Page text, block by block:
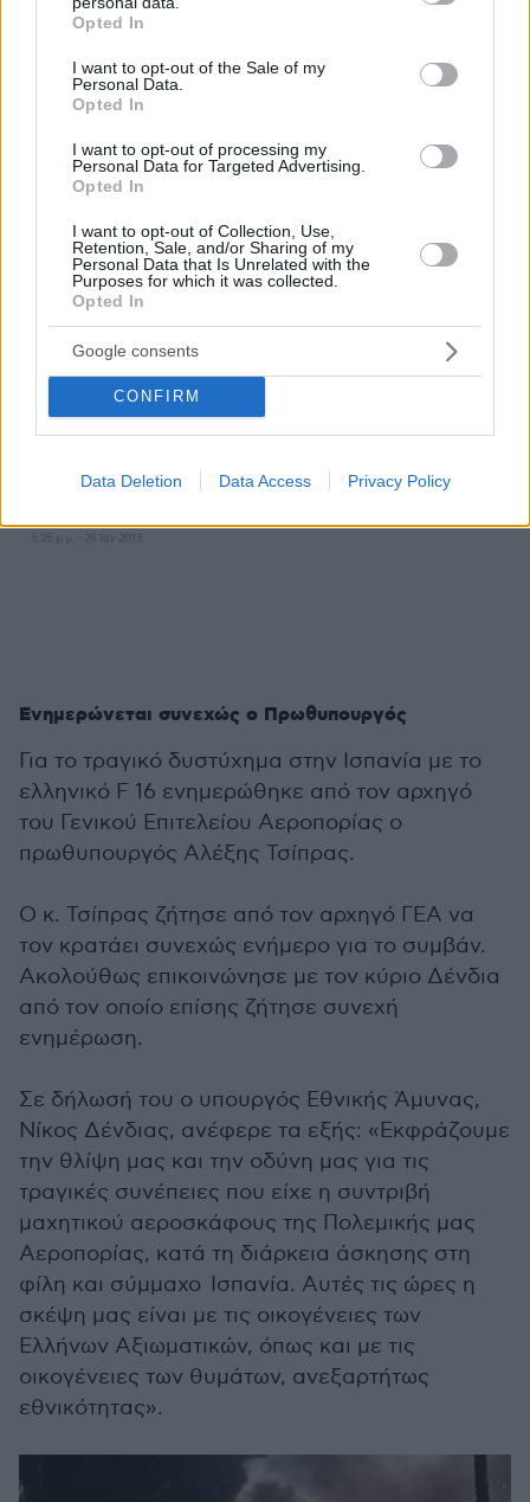
grant or deny consent to Google and its third-party tags to
use your data for below specified purposes in below Google
consent section.
Opted In
I want to opt-out of the Sale of my
Personal Data.
Opted In
I want to opt-out of processing my
Personal Data for Targeted Advertising.
Opted In
I want to opt-out of Collection, Use,
Retention, Sale, and/or Sharing of my
Personal Data that Is Unrelated with the
Purposes for which it was collected.
Opted In
Google consents
CONFIRM
Data Deletion Data Access Privacy Policy
Ενημερώνεται συνεχώς ο Πρωθυπουργός
Για το τραγικό δυστύχημα στην Ισπανία με το
ελληνικό F 16 ενημερώθηκε από τον αρχηγό
του Γενικού Επιτελείου Αεροπορίας ο
πρωθυπουργός Αλέξης Τσίπρας.
Ο κ. Τσίπρας ζήτησε από τον αρχηγό ΓΕΑ να
τον κρατάει συνεχώς ενήμερο για το συμβάν.
Ακολούθως επικοινώνησε με τον κύριο Δένδια
από τον οποίο επίσης ζήτησε συνεχή
ενημέρωση.
Σε δήλωσή του ο υπουργός Εθνικής Άμυνας,
Νίκος Δένδιας, ανέφερε τα εξής: «Εκφράζουμε
την θλίψη μας και την οδύνη μας για τις
τραγικές συνέπειες που είχε η συντριβή
μαχητικού αεροσκάφους της Πολεμικής μας
Αεροπορίας, κατά τη διάρκεια άσκησης στη
φίλη και σύμμαχο Ισπανία. Αυτές τις ώρες η
σκέψη μας είναι με τις οικογένειες των
Ελλήνων Αξιωματικών, όπως και με τις
οικογένειες των θυμάτων, ανεξαρτήτως
εθνικότητας».